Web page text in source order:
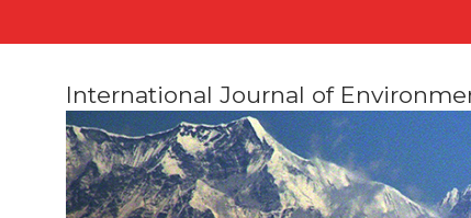
International Journal of